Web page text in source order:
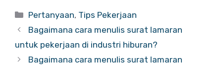
Categories
Pertanyaan, Tips Pekerjaan
Bagaimana cara menulis surat lamaran
untuk pekerjaan di industri hiburan?
Bagaimana cara menulis surat lamaran